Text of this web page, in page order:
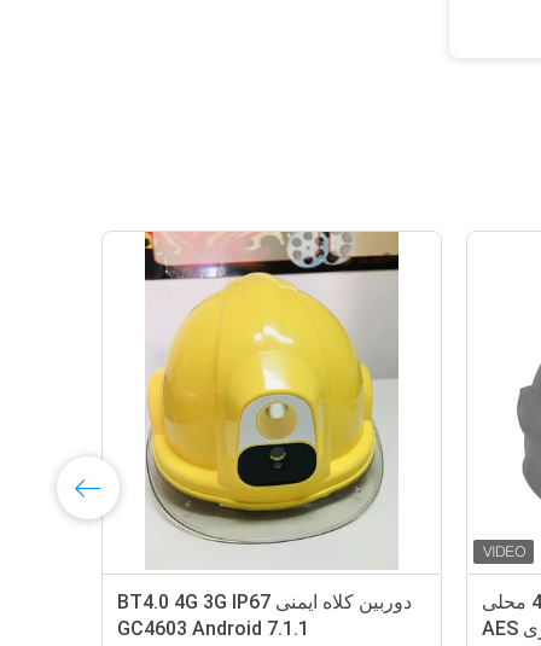
دوربین بدنه 4G LTE RTSP IP محلی
دوربین کلاه ایمنی BT4.0 4G 3G IP67
GC4603 Android 7.1.1